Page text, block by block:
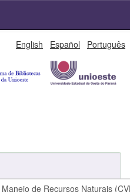
English Español Português